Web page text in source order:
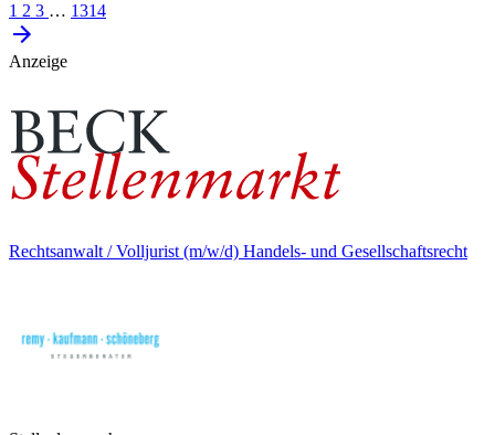
1 2 3 … 1314
Anzeige
Rechtsanwalt / Volljurist (m/w/d) Handels- und Gesellschaftsrecht